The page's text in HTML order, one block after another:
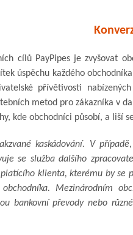
cílů PayPipes je zvyšovat
úspěchu každého
přívětivosti
metod pro zákazníka v
kde obchodníci působí, a liší
kaskádování. V
se služba dalšího
klienta, kterému by se
obchodníka. Mezinárodním
bankovní převody nebo